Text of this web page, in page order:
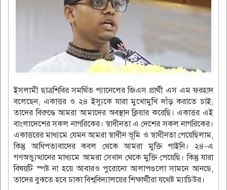
ইসলামী ছাত্রশিবির সমর্থিত প্যানেলের জিএস প্রার্থী এস এম ফরহাদ
বলেছেন, একাত্তর ও ২৪ ইস্যুকে যারা মুখোমুখি দাঁড় করাতে চাই,
তাদের বিরুদ্ধে আমরা আমাদের অবস্থান ক্লিয়ার করেছি। একাত্তর এই
বাংলাদেশের সকল নাগরিকের। স্বাধীনতা এ দেশের সকল নাগরিকের।
একাত্তরের মাধ্যমে যেমন আমরা স্বাধীন ভূমি ও স্বাধীনতা পেয়েছিলাম,
কিন্তু আধিপত্যবাদের কবল থেকে আমরা মুক্তি পাইনি। ২৪-এ
গণঅভ্যুত্থানের মাধ্যমে আমরা সেখান থেকে মুক্তি পেয়েছি। কিন্তু যারা
বিষয়টি স্পষ্ট না হয়ে আবারও পুরোনো আলাপগুলো সামনে আনছে,
তাদের বুঝতে হবে ঢাকা বিশ্ববিদ্যালয়ের শিক্ষার্থীরা যথেষ্ট ম্যাচিউর।